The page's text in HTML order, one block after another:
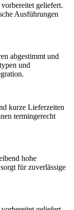
geliefert.
Ausführungen
abgestimmt und
und
kurze Lieferzeiten
termingerecht
hohe
für zuverlässige